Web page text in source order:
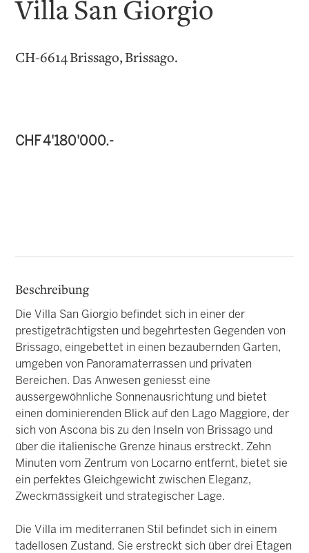
Villa San Giorgio
CH-6614 Brissago, Brissago.
CHF 4'180'000.-
Beschreibung
Die Villa San Giorgio befindet sich in einer der
prestigeträchtigsten und begehrtesten Gegenden von
Brissago, eingebettet in einen bezaubernden Garten,
umgeben von Panoramaterrassen und privaten
Bereichen. Das Anwesen geniesst eine
aussergewöhnliche Sonnenausrichtung und bietet
einen dominierenden Blick auf den Lago Maggiore, der
sich von Ascona bis zu den Inseln von Brissago und
über die italienische Grenze hinaus erstreckt. Zehn
Minuten vom Zentrum von Locarno entfernt, bietet sie
ein perfektes Gleichgewicht zwischen Eleganz,
Zweckmässigkeit und strategischer Lage.
Die Villa im mediterranen Stil befindet sich in einem
tadellosen Zustand. Sie erstreckt sich über drei Etagen